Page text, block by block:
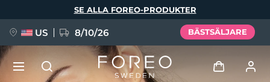
SE ALLA FOREO-PRODUKTER
US 8/10/26 BÄSTSÄLJARE